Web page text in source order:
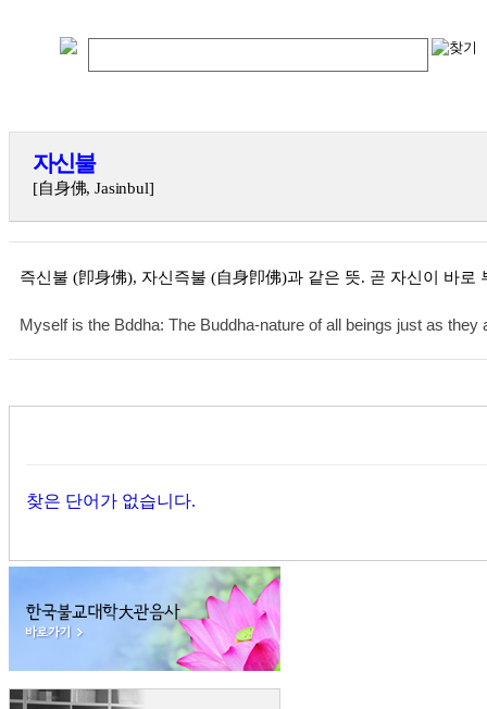
자신불
[自身佛, Jasinbul]
즉신불 (卽身佛), 자신즉불 (自身卽佛)과 같은 뜻. 곧 자신이 바로
Myself is the Bddha: The Buddha-nature of all beings just as they
찾은 단어가 없습니다.